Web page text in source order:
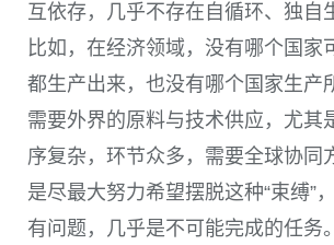
互依存，几乎不存在自循环、独自
比如，在经济领域，没有哪个国家
都生产出来，也没有哪个国家生产
需要外界的原料与技术供应，尤其
序复杂，环节众多，需要全球协同
是尽最大努力希望摆脱这种“束缚”
有问题，几乎是不可能完成的任务。